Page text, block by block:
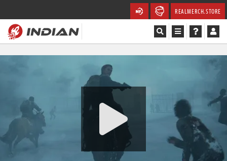
REALMERCH.STORE
Videa
Soutěže
Databáze